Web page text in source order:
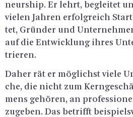
neurship. Er lehrt, be­glei­tet
vie­len Jah­ren er­folg­reich
tet, Grün­der und
auf die Ent­wick­lung ihres
trie­ren.
Daher rät er mög­lichst viele
che, die nicht zum
mens ge­hö­ren, an
zu­ge­ben. Das be­trifft